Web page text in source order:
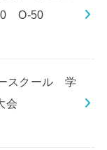
O-50
スクール 学
会